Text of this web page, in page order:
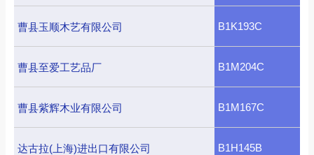
曹县玉顺木艺有限公司 B1K193C
曹县至爱工艺品厂 B1M204C
曹县紫辉木业有限公司 B1M167C
达古拉(上海)进出口有限公司 B1H145B